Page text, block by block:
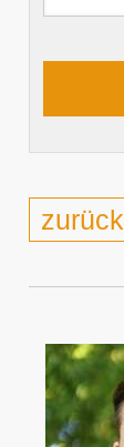
zurück